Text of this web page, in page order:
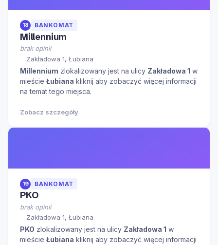
18 BANKOMAT
Millennium
brak opinii
Zakładowa 1, Łubiana
Millennium zlokalizowany jest na ulicy Zakładowa 1 w
mieście Łubiana kliknij aby zobaczyć więcej informacji
na temat tego miejsca.
Zobacz szczegóły
19 BANKOMAT
PKO
brak opinii
Zakładowa 1, Łubiana
PKO zlokalizowany jest na ulicy Zakładowa 1 w
mieście Łubiana kliknij aby zobaczyć więcej informacji